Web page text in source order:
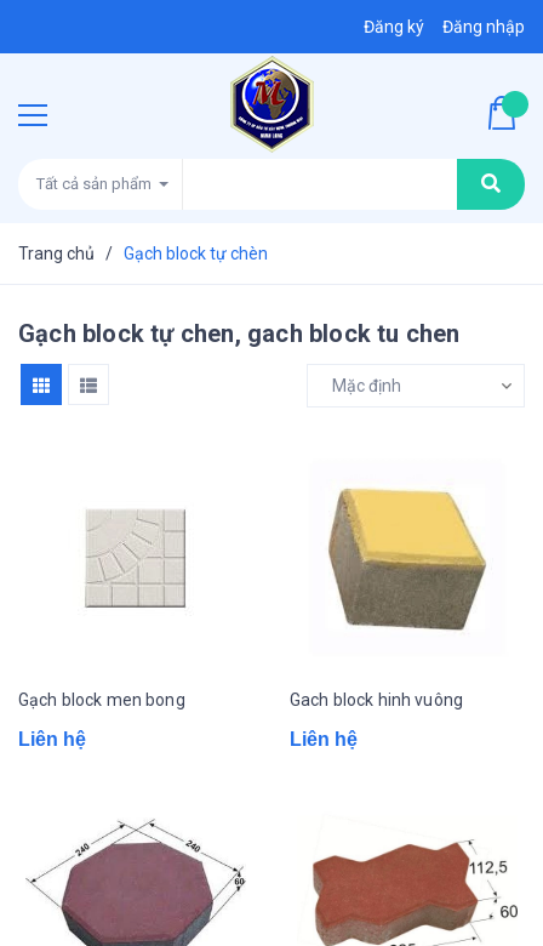
Đăng ký Đăng nhập
Tất cả sản phẩm
Trang chủ / Gạch block tự chèn
Gạch block tự chen, gach block tu chen
Mặc định
Gạch block men bong
Liên hệ
Gach block hinh vuông
Liên hệ